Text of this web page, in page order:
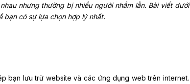
nhưng thường bị nhiều người nhầm lẫn. Bài viết dưới
bạn có sự lựa chọn hợp lý nhất.
bạn lưu trữ website và các ứng dụng web trên internet.